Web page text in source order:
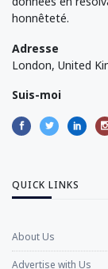
honnêteté.
Adresse
London, United
Suis-moi
QUICK LINKS
About Us
Advertise with Us